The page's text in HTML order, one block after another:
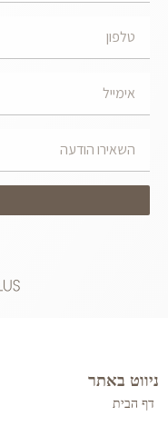
ניווט באתר
דף הבית